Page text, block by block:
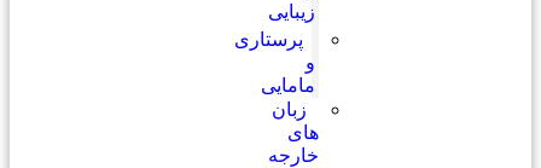
زیبایی
پرستاری
و
مامایی
زبان
های
خارجه